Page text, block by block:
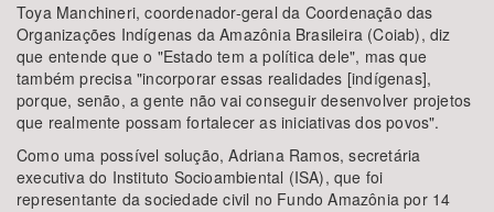
Toya Manchineri, coordenador-geral da Coordenação das
Organizações Indígenas da Amazônia Brasileira (Coiab), diz
que entende que o "Estado tem a política dele", mas que
também precisa "incorporar essas realidades [indígenas],
porque, senão, a gente não vai conseguir desenvolver projetos
que realmente possam fortalecer as iniciativas dos povos".
Como uma possível solução, Adriana Ramos, secretária
executiva do Instituto Socioambiental (ISA), que foi
representante da sociedade civil no Fundo Amazônia por 14